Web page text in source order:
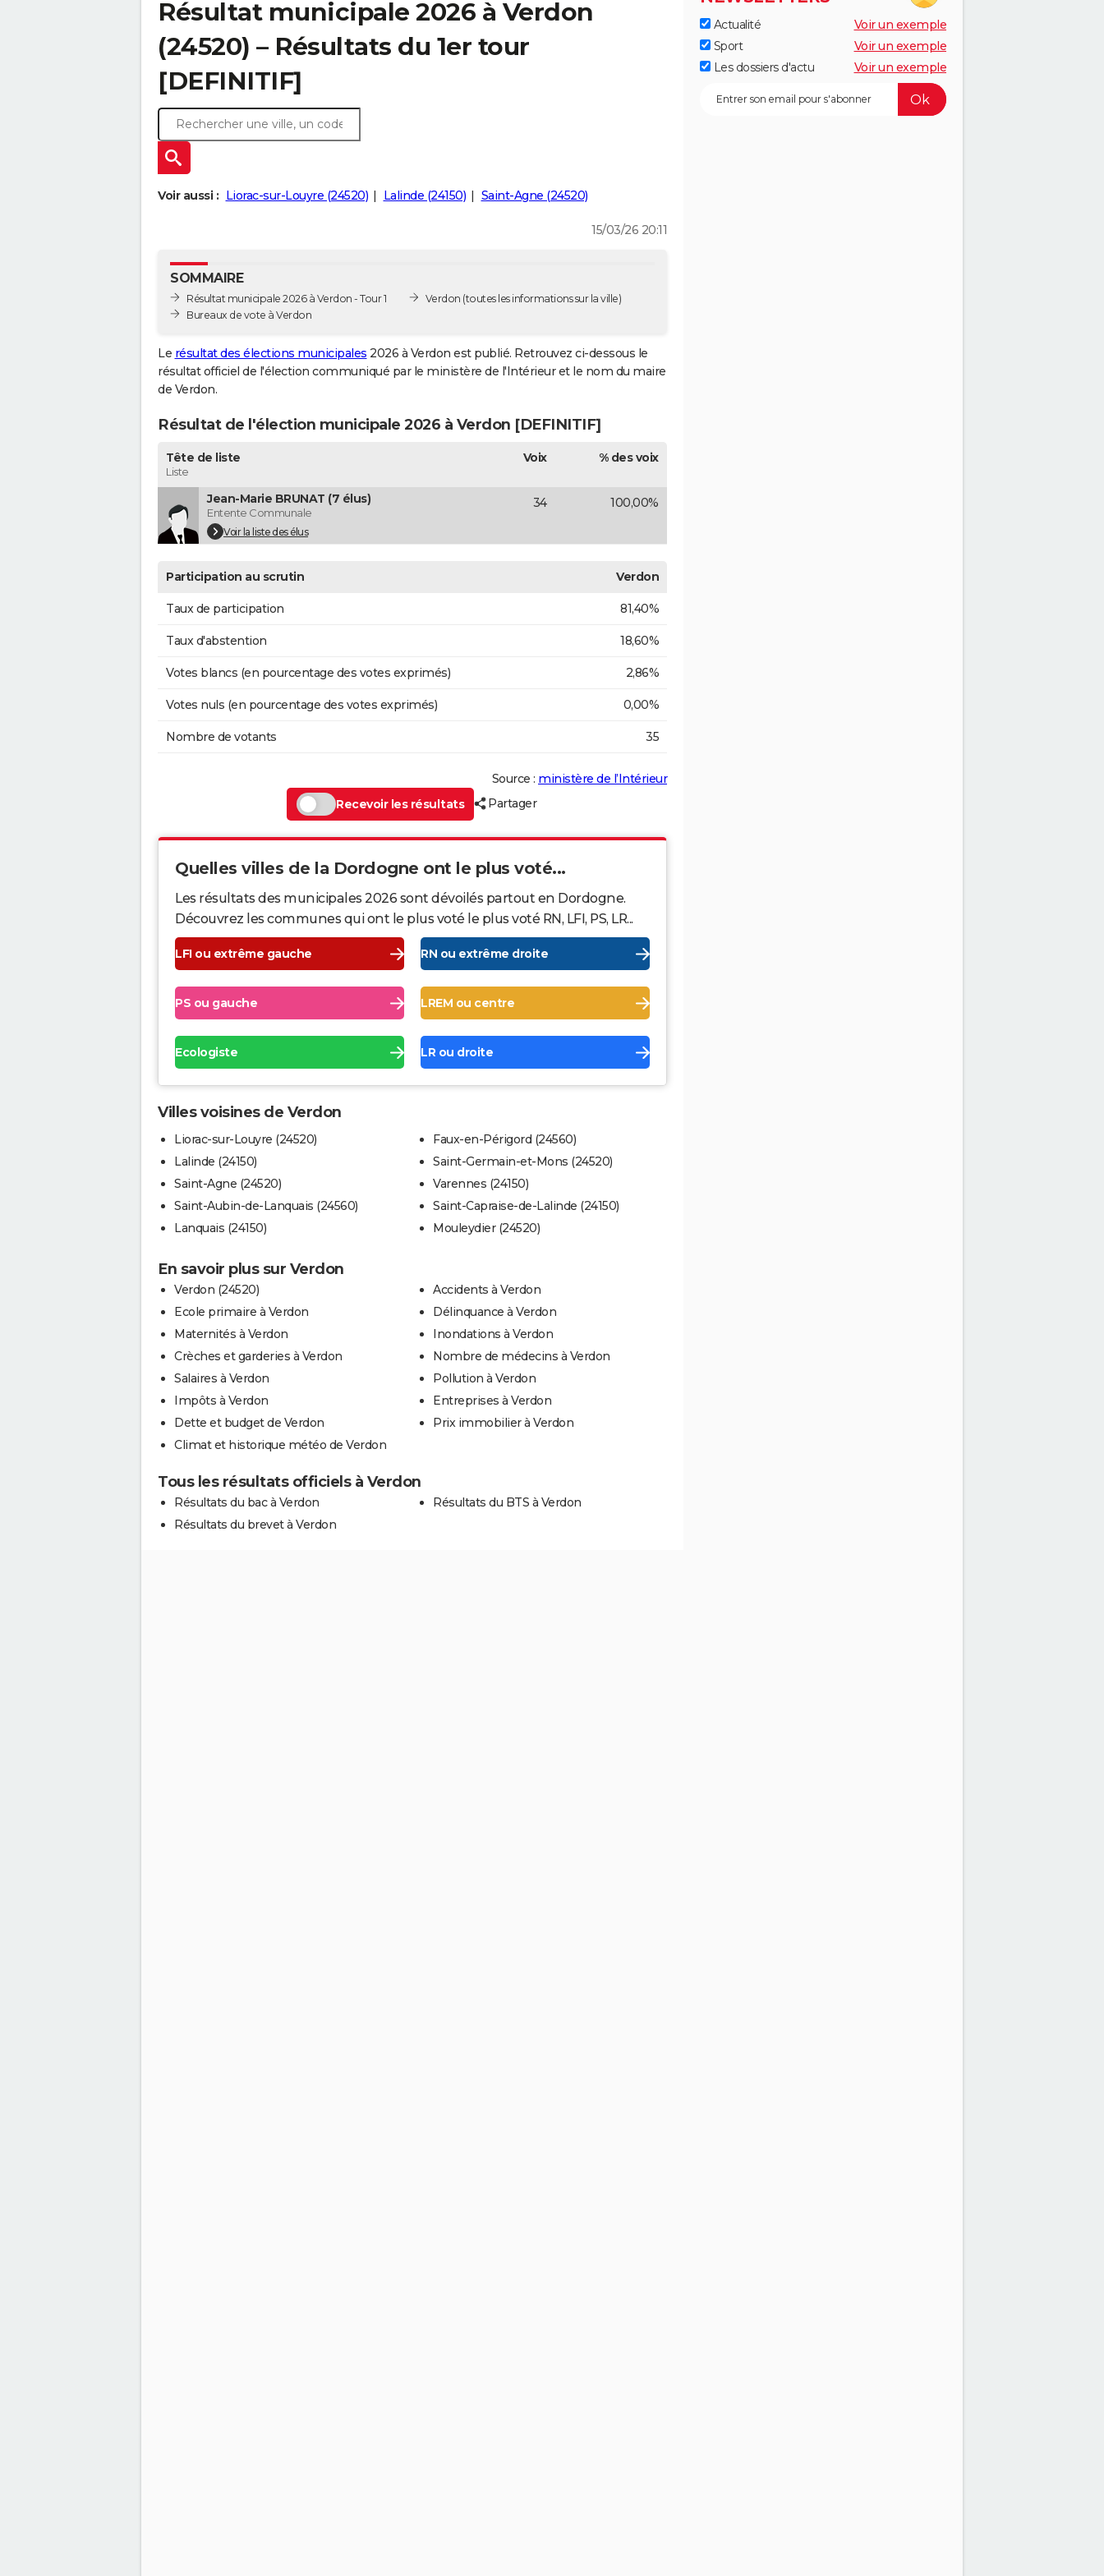
Résultat municipale 2026 à Verdon
(24520) – Résultats du 1er tour
[DEFINITIF]
Voir aussi : Liorac-sur-Louyre (24520) Lalinde (24150) Saint-Agne (24520)
15/03/26 20:11
SOMMAIRE
Résultat municipale 2026 à Verdon - Tour 1
Bureaux de vote à Verdon
Verdon (toutes les informations sur la ville)
Le résultat des élections municipales 2026 à Verdon est publié. Retrouvez ci-dessous le
résultat officiel de l'élection communiqué par le ministère de l'Intérieur et le nom du maire
de Verdon.
Résultat de l'élection municipale 2026 à Verdon [DEFINITIF]
Tête de liste
Liste
Voix % des voix
Jean-Marie BRUNAT (7 élus)
Entente Communale
Voir la liste des élus
34 100,00%
Participation au scrutin Verdon
Taux de participation 81,40%
Taux d'abstention 18,60%
Votes blancs (en pourcentage des votes exprimés) 2,86%
Votes nuls (en pourcentage des votes exprimés) 0,00%
Nombre de votants 35
Source : ministère de l’Intérieur
Recevoir les résultats
Partager
Quelles villes de la Dordogne ont le plus voté...
Les résultats des municipales 2026 sont dévoilés partout en Dordogne.
Découvrez les communes qui ont le plus voté le plus voté RN, LFI, PS, LR...
LFI ou extrême gauche RN ou extrême droite
PS ou gauche LREM ou centre
Ecologiste LR ou droite
Villes voisines de Verdon
Liorac-sur-Louyre (24520)
Lalinde (24150)
Saint-Agne (24520)
Saint-Aubin-de-Lanquais (24560)
Lanquais (24150)
Faux-en-Périgord (24560)
Saint-Germain-et-Mons (24520)
Varennes (24150)
Saint-Capraise-de-Lalinde (24150)
Mouleydier (24520)
En savoir plus sur Verdon
Verdon (24520)
Ecole primaire à Verdon
Maternités à Verdon
Crèches et garderies à Verdon
Salaires à Verdon
Impôts à Verdon
Dette et budget de Verdon
Climat et historique météo de Verdon
Accidents à Verdon
Délinquance à Verdon
Inondations à Verdon
Nombre de médecins à Verdon
Pollution à Verdon
Entreprises à Verdon
Prix immobilier à Verdon
Tous les résultats officiels à Verdon
Résultats du bac à Verdon
Résultats du brevet à Verdon
Résultats du BTS à Verdon
Actualité
Voir un exemple
Sport
Voir un exemple
Les dossiers d'actu
Voir un exemple